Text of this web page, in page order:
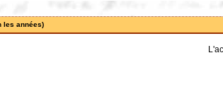
les années)